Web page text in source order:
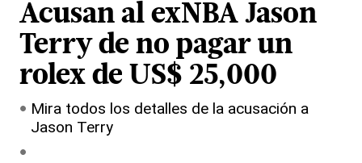
Acusan al exNBA Jason
Terry de no pagar un
rolex de US$ 25,000
Mira todos los detalles de la acusación a
Jason Terry